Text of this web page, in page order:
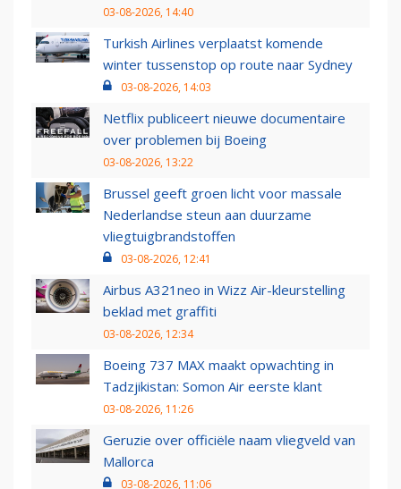
03-08-2026, 14:40
Turkish Airlines verplaatst komende
winter tussenstop op route naar Sydney
03-08-2026, 14:03
Netflix publiceert nieuwe documentaire
over problemen bij Boeing
03-08-2026, 13:22
Brussel geeft groen licht voor massale
Nederlandse steun aan duurzame
vliegtuigbrandstoffen
03-08-2026, 12:41
Airbus A321neo in Wizz Air-kleurstelling
beklad met graffiti
03-08-2026, 12:34
Boeing 737 MAX maakt opwachting in
Tadzjikistan: Somon Air eerste klant
03-08-2026, 11:26
Geruzie over officiële naam vliegveld van
Mallorca
03-08-2026, 11:06